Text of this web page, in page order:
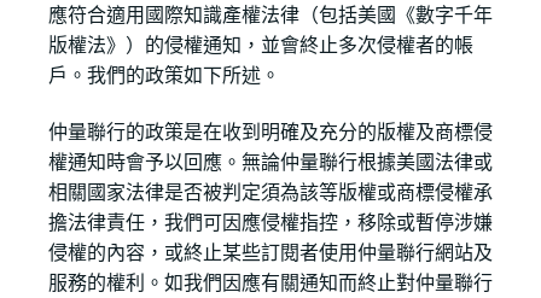
應符合適用國際知識產權法律（包括美國《數字千年
版權法》）的侵權通知，並會終止多次侵權者的帳
戶。我們的政策如下所述。
仲量聯行的政策是在收到明確及充分的版權及商標侵
權通知時會予以回應。無論仲量聯行根據美國法律或
相關國家法律是否被判定須為該等版權或商標侵權承
擔法律責任，我們可因應侵權指控，移除或暫停涉嫌
侵權的內容，或終止某些訂閱者使用仲量聯行網站及
服務的權利。如我們因應有關通知而終止對仲量聯行